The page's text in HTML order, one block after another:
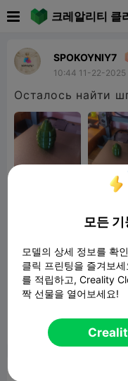
크레알리티 클
SPOKOYNIY7
10:44 11-22-2025
Осталось найти
Hand
commercial
1.45MB 관련
보고서
모든 기
모델의 상세 정보를 확
클릭 프린팅을 즐겨보
를 적립하고, Creality
짝 선물을 열어보세요!